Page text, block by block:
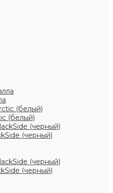
(белый)
(черный)
(черный)